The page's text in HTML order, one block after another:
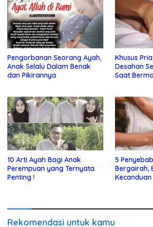
Pengorbanan Seorang Ayah,
Anak Selalu Dalam Benak
dan Pikirannya
Khusus
Desahan
Saat
10 Arti Ayah Bagi Anak
Perempuan yang Ternyata
Penting !
5
Bergairah,
Kecanduan
Rekomendasi untuk kamu